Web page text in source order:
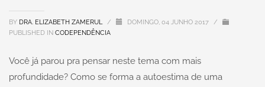
BY DRA. ELIZABETH ZAMERUL / DOMINGO, 04 JUNHO 2017
/
PUBLISHED IN CODEPENDÊNCIA
Você já parou pra pensar neste tema com mais
profundidade? Como se forma a autoestima de uma